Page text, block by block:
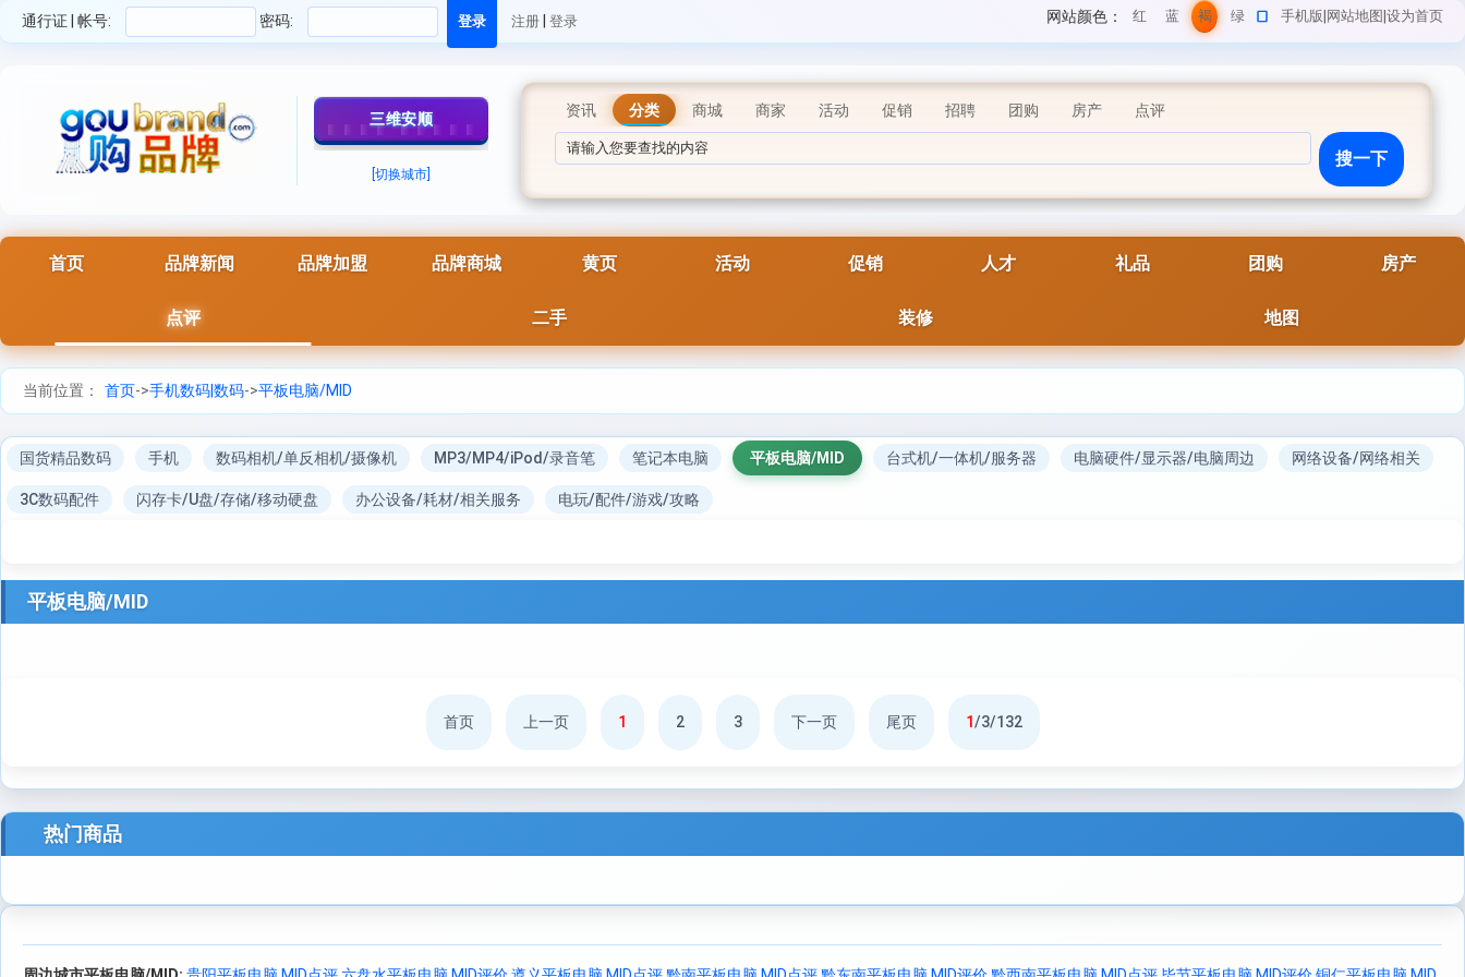
通行证 | 帐号: 密码: 注册 登录 手机版 网站地图 设为首页
红
色
蓝
色
褐
色
绿
色
网站颜色：
三维安顺
[切换城市]
资讯 分类 商城 商家 活动 促销 招聘 团购 房产 点评
首页 品牌新闻 品牌加盟 品牌商城 黄页 活动 促销 人才 礼品 团购 房产
点评 二手 装修 地图
当前位置： 首页->手机数码|数码->平板电脑/MID
国货精品数码 手机 数码相机/单反相机/摄像机 MP3/MP4/iPod/录音笔 笔记本电脑 平板电脑/MID 台式机/一体机/服务器 电脑硬件/显示器/电脑周边 网络设备/网络相关
3C数码配件 闪存卡/U盘/存储/移动硬盘 办公设备/耗材/相关服务 电玩/配件/游戏/攻略
平板电脑/MID
首页 上一页 1 2 3 下一页 尾页 1/3/132
热门商品